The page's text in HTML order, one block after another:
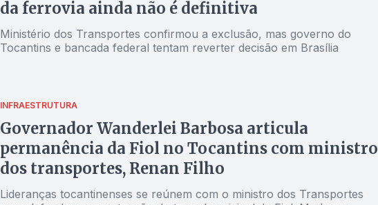
da ferrovia ainda não é definitiva
Ministério dos Transportes confirmou a exclusão, mas governo do
Tocantins e bancada federal tentam reverter decisão em Brasília
INFRAESTRUTURA
Governador Wanderlei Barbosa articula
permanência da Fiol no Tocantins com ministro
dos transportes, Renan Filho
Lideranças tocantinenses se reúnem com o ministro dos Transportes